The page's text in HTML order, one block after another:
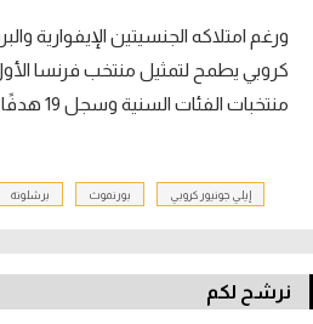
ورغم امتلاكه الجنسيتين الإيفوارية
منتخبات الفئات السنية وسجل 19 هدفًا.
إيلي جونيور كروبي بورنموث برشلونة
نرشح لكم